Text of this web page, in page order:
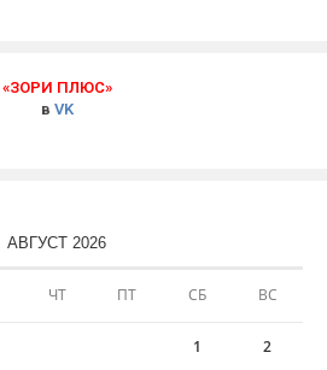
«ЗОРИ ПЛЮС»
в VK
АВГУСТ 2026
ЧТ ПТ СБ ВС
1 2